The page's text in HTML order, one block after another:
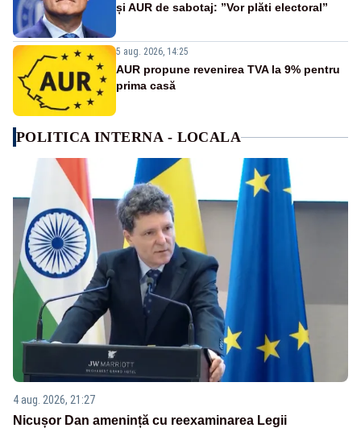
și AUR de sabotaj: ”Vor plăti electoral”
5 aug. 2026, 14:25
AUR propune revenirea TVA la 9% pentru
prima casă
POLITICA INTERNA - LOCALA
4 aug. 2026, 21:27
Nicușor Dan amenință cu reexaminarea Legii